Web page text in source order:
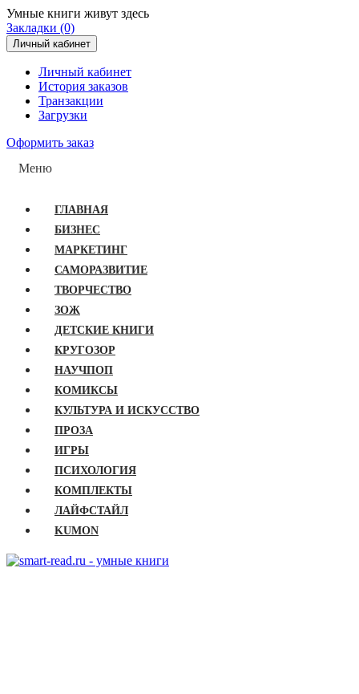
Умные книги живут здесь
Закладки (0)
Личный кабинет
Личный кабинет
История заказов
Транзакции
Загрузки
Оформить заказ
Меню
ГЛАВНАЯ
БИЗНЕС
МАРКЕТИНГ
САМОРАЗВИТИЕ
ТВОРЧЕСТВО
ЗОЖ
ДЕТСКИЕ КНИГИ
КРУГОЗОР
НАУЧПОП
КОМИКСЫ
КУЛЬТУРА И ИСКУССТВО
ПРОЗА
ИГРЫ
ПСИХОЛОГИЯ
КОМПЛЕКТЫ
ЛАЙФСТАЙЛ
KUMON